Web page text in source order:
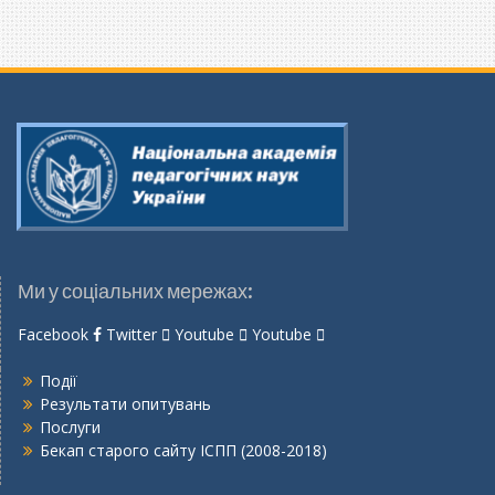
Ми у соціальних мережах:
Facebook Twitter Youtube Youtube
Події
Результати опитувань
Послуги
Бекап старого сайту ІСПП (2008-2018)